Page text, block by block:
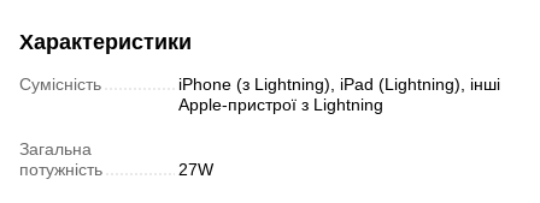
Характеристики
Сумісність
iPhone (з Lightning), iPad (Lightning), інші
Apple-пристрої з Lightning
Загальна
потужність
27W